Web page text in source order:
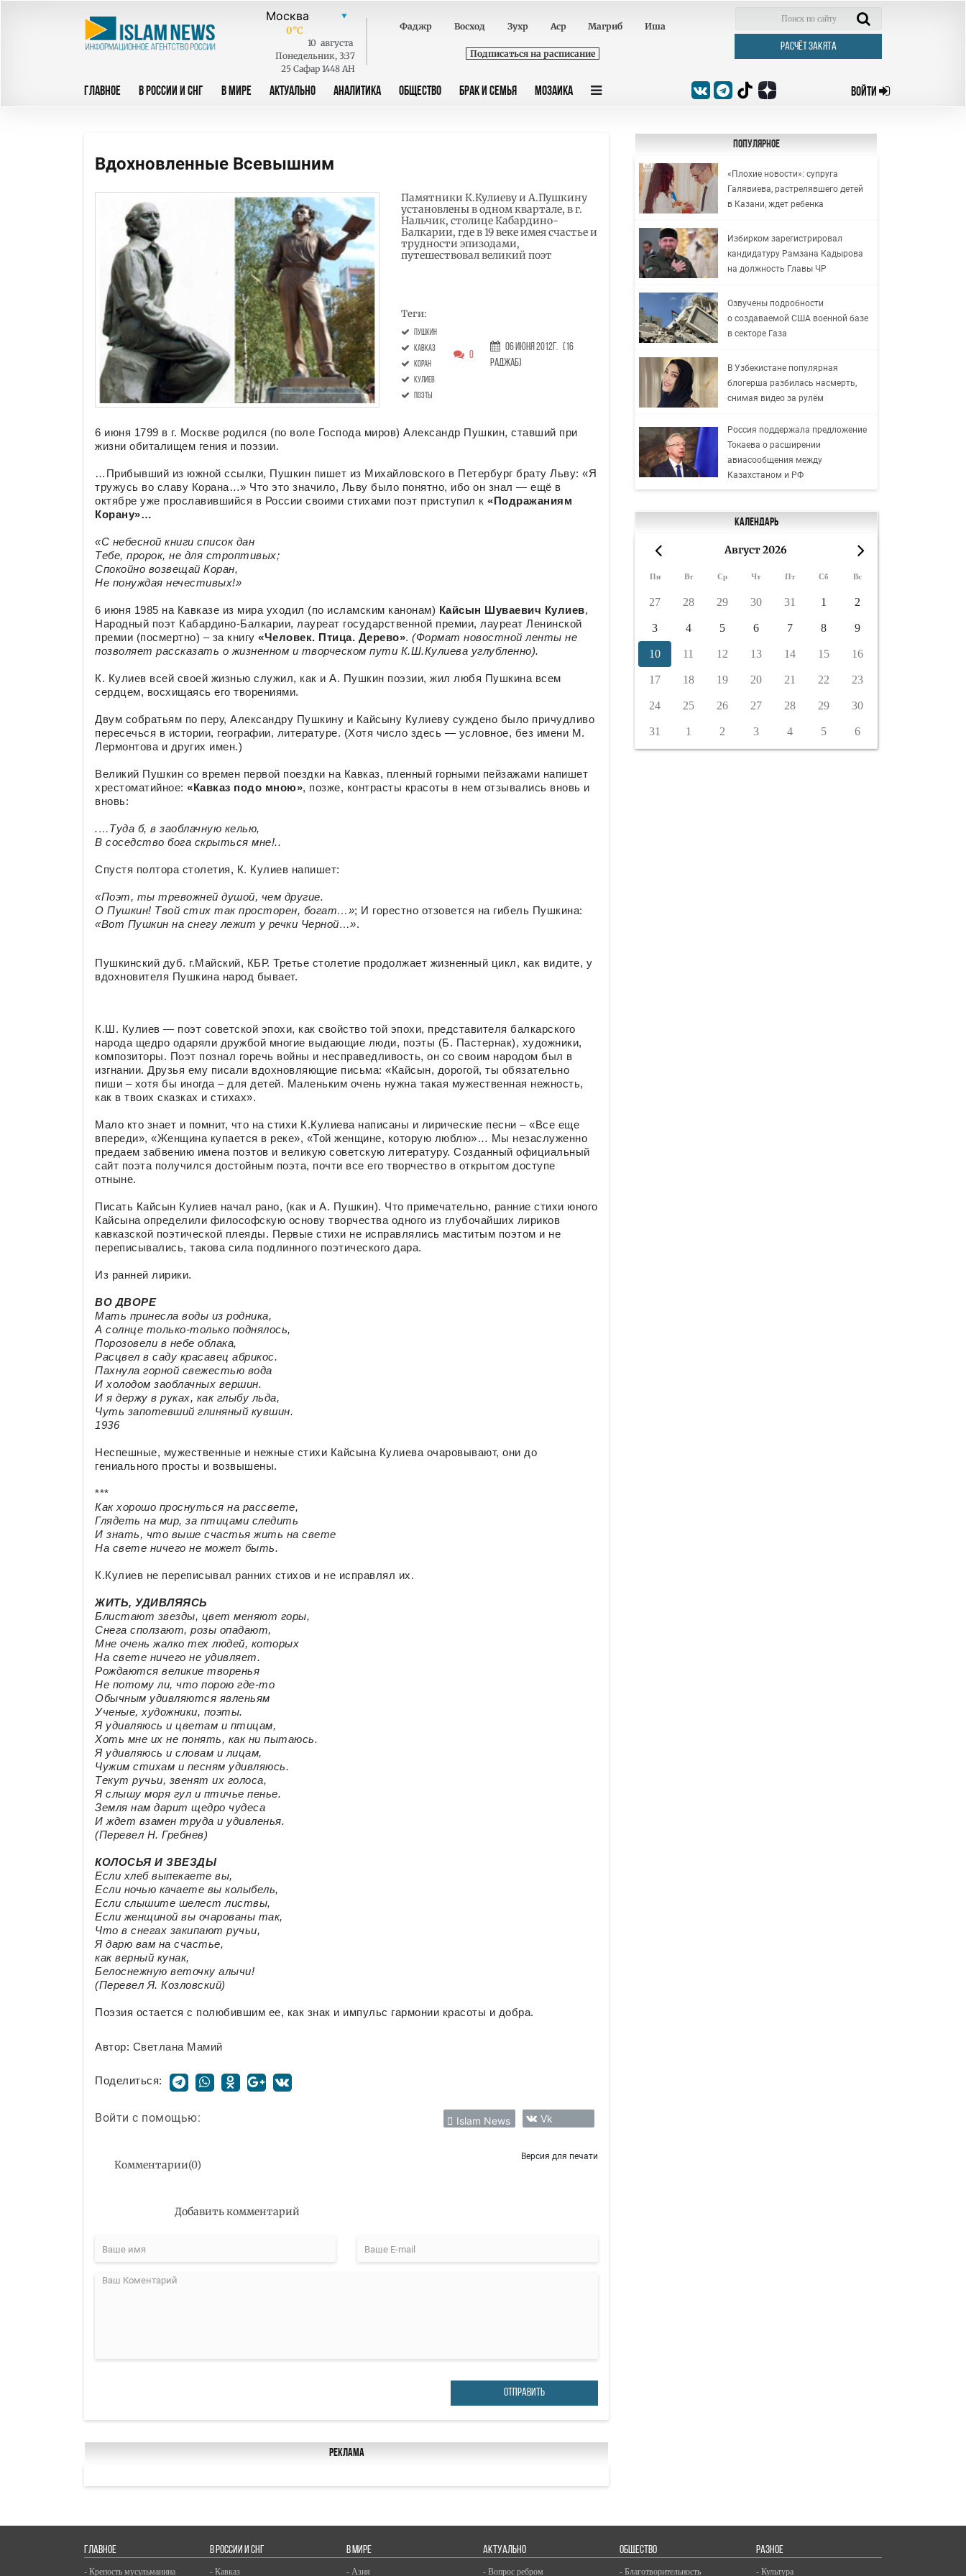
0°C
10 августа
Понедельник, 3:37
25 Сафар 1448 AH
Фаджр Восход Зухр Аср Магриб Иша
Подписаться на расписание
РАСЧЁТ ЗАКЯТА
ГЛАВНОЕ В РОССИИ И СНГ В МИРЕ АКТУАЛЬНО АНАЛИТИКА ОБЩЕСТВО БРАК И СЕМЬЯ МОЗАИКА ВОЙТИ
Вдохновленные Всевышним
Памятники К.Кулиеву и А.Пушкину
установлены в одном квартале, в г.
Нальчик, столице Кабардино-
Балкарии, где в 19 веке имея счастье и
трудности эпизодами,
путешествовал великий поэт
Теги:
Пушкин
Кавказ
коран
Кулиев
поэты
0
06 Июня 2012г. (16
Раджаб)
6 июня 1799 в г. Москве родился (по воле Господа миров) Александр Пушкин, ставший при
жизни обиталищем гения и поэзии.
…Прибывший из южной ссылки, Пушкин пишет из Михайловского в Петербург брату Льву: «Я
тружусь во славу Корана…» Что это значило, Льву было понятно, ибо он знал — ещё в
октябре уже прославившийся в России своими стихами поэт приступил к «Подражаниям
Корану»…
«С небесной книги список дан
Тебе, пророк, не для строптивых;
Спокойно возвещай Коран,
Не понуждая нечестивых!»
6 июня 1985 на Кавказе из мира уходил (по исламским канонам) Кайсын Шуваевич Кулиев,
Народный поэт Кабардино-Балкарии, лауреат государственной премии, лауреат Ленинской
премии (посмертно) – за книгу «Человек. Птица. Дерево». (Формат новостной ленты не
позволяет рассказать о жизненном и творческом пути К.Ш.Кулиева углубленно).
К. Кулиев всей своей жизнью служил, как и А. Пушкин поэзии, жил любя Пушкина всем
сердцем, восхищаясь его творениями.
Двум собратьям по перу, Александру Пушкину и Кайсыну Кулиеву суждено было причудливо
пересечься в истории, географии, литературе. (Хотя число здесь — условное, без имени М.
Лермонтова и других имен.)
Великий Пушкин со времен первой поездки на Кавказ, пленный горными пейзажами напишет
хрестоматийное: «Кавказ подо мною», позже, контрасты красоты в нем отзывались вновь и
вновь:
.…Туда б, в заоблачную келью,
В соседство бога скрыться мне!..
Спустя полтора столетия, К. Кулиев напишет:
«Поэт, ты тревожней душой, чем другие.
О Пушкин! Твой стих так просторен, богат…»; И горестно отзовется на гибель Пушкина:
«Вот Пушкин на снегу лежит у речки Черной…».
Пушкинский дуб. г.Майский, КБР. Третье столетие продолжает жизненный цикл, как видите, у
вдохновителя Пушкина народ бывает.
К.Ш. Кулиев — поэт советской эпохи, как свойство той эпохи, представителя балкарского
народа щедро одаряли дружбой многие выдающие люди, поэты (Б. Пастернак), художники,
композиторы. Поэт познал горечь войны и несправедливость, он со своим народом был в
изгнании. Друзья ему писали вдохновляющие письма: «Кайсын, дорогой, ты обязательно
пиши – хотя бы иногда – для детей. Маленьким очень нужна такая мужественная нежность,
как в твоих сказках и стихах».
Мало кто знает и помнит, что на стихи К.Кулиева написаны и лирические песни – «Все еще
впереди», «Женщина купается в реке», «Той женщине, которую люблю»… Мы незаслуженно
предаем забвению имена поэтов и великую советскую литературу. Созданный официальный
сайт поэта получился достойным поэта, почти все его творчество в открытом доступе
отныне.
Писать Кайсын Кулиев начал рано, (как и А. Пушкин). Что примечательно, ранние стихи юного
Кайсына определили философскую основу творчества одного из глубочайших лириков
кавказской поэтической плеяды. Первые стихи не исправлялись маститым поэтом и не
переписывались, такова сила подлинного поэтического дара.
Из ранней лирики.
ВО ДВОРЕ
Мать принесла воды из родника,
А солнце только-только поднялось,
Порозовели в небе облака,
Расцвел в саду красавец абрикос.
Пахнула горной свежестью вода
И холодом заоблачных вершин.
И я держу в руках, как глыбу льда,
Чуть запотевший глиняный кувшин.
1936
Неспешные, мужественные и нежные стихи Кайсына Кулиева очаровывают, они до
гениального просты и возвышены.
***
Как хорошо проснуться на рассвете,
Глядеть на мир, за птицами следить
И знать, что выше счастья жить на свете
На свете ничего не может быть.
К.Кулиев не переписывал ранних стихов и не исправлял их.
ЖИТЬ, УДИВЛЯЯСЬ
Блистают звезды, цвет меняют горы,
Снега сползают, розы опадают,
Мне очень жалко тех людей, которых
На свете ничего не удивляет.
Рождаются великие творенья
Не потому ли, что порою где-то
Обычным удивляются явленьям
Ученые, художники, поэты.
Я удивляюсь и цветам и птицам,
Хоть мне их не понять, как ни пытаюсь.
Я удивляюсь и словам и лицам,
Чужим стихам и песням удивляюсь.
Текут ручьи, звенят их голоса,
Я слышу моря гул и птичье пенье.
Земля нам дарит щедро чудеса
И ждет взамен труда и удивленья.
(Перевел Н. Гребнев)
КОЛОСЬЯ И ЗВЕЗДЫ
Если хлеб выпекаете вы,
Если ночью качаете вы колыбель,
Если слышите шелест листвы,
Если женщиной вы очарованы так,
Что в снегах закипают ручьи,
Я дарю вам на счастье,
как верный кунак,
Белоснежную веточку алычи!
(Перевел Я. Козловский)
Поэзия остается с полюбившим ее, как знак и импульс гармонии красоты и добра.
Автор: Светлана Мамий
Поделиться:
Войти с помощью: Islam News Vk
Комментарии(0)
Версия для печати
Добавить комментарий
ОТПРАВИТЬ
Реклама
Популярное
«Плохие новости»: супруга
Галявиева, растрелявшего детей
в Казани, ждет ребенка
Избирком зарегистрировал
кандидатуру Рамзана Кадырова
на должность Главы ЧР
Озвучены подробности
о создаваемой США военной базе
в секторе Газа
В Узбекистане популярная
блогерша разбилась насмерть,
снимая видео за рулём
Россия поддержала предложение
Токаева о расширении
авиасообщения между
Казахстаном и РФ
Календарь
Август 2026
Пн Вт Ср Чт Пт Сб Вс
27 28 29 30 31 1 2
3 4 5 6 7 8 9
10 11 12 13 14 15 16
17 18 19 20 21 22 23
24 25 26 27 28 29 30
31 1 2 3 4 5 6
ГЛАВНОЕ
- Крепость мусульманина
В РОССИИ И СНГ
- Кавказ
В МИРЕ
- Азия
АКТУАЛЬНО
- Вопрос ребром
ОБЩЕСТВО
- Благотворительность
РАЗНОЕ
- Культура